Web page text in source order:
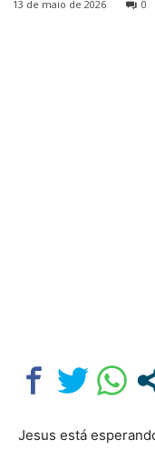
13 de maio de 2026 0
Jesus está